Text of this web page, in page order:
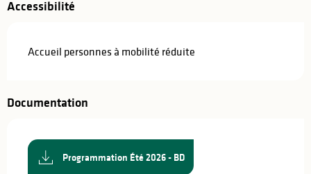
Accessibilité
Accueil personnes à mobilité réduite
Documentation
Programmation Été 2026 - BD